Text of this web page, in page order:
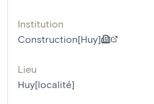
Institution
Construction[Huy]
Lieu
Huy[localité]